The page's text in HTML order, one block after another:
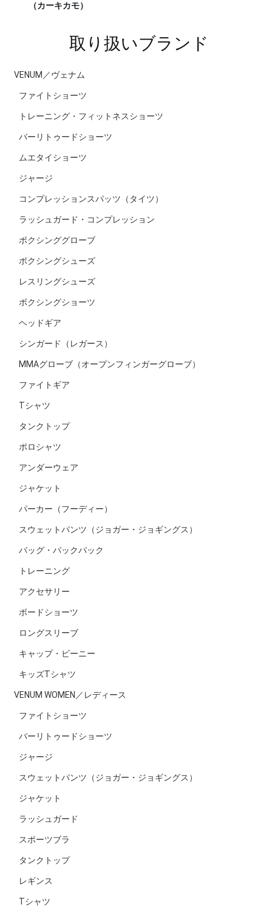
（カーキカモ）
取り扱いブランド
VENUM／ヴェナム
ファイトショーツ
トレーニング・フィットネスショーツ
バーリトゥードショーツ
ムエタイショーツ
ジャージ
コンプレッションスパッツ（タイツ）
ラッシュガード・コンプレッション
ボクシンググローブ
ボクシングシューズ
レスリングシューズ
ボクシングショーツ
ヘッドギア
シンガード（レガース）
MMAグローブ（オープンフィンガーグローブ）
ファイトギア
Tシャツ
タンクトップ
ポロシャツ
アンダーウェア
ジャケット
パーカー（フーディー）
スウェットパンツ（ジョガー・ジョギングス）
バッグ・バックパック
トレーニング
アクセサリー
ボードショーツ
ロングスリーブ
キャップ・ビーニー
キッズTシャツ
VENUM WOMEN／レディース
ファイトショーツ
バーリトゥードショーツ
ジャージ
スウェットパンツ（ジョガー・ジョギングス）
ジャケット
ラッシュガード
スポーツブラ
タンクトップ
レギンス
Tシャツ